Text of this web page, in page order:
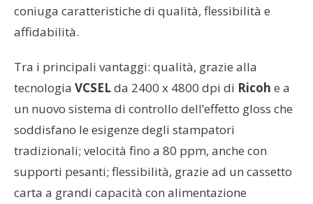
coniuga caratteristiche di qualità, flessibilità e
affidabilità.
Tra i principali vantaggi: qualità, grazie alla
tecnologia VCSELda 2400 x 4800 dpi di Ricoh e a
un nuovo sistema di controllo dell’effetto gloss che
soddisfano le esigenze degli stampatori
tradizionali; velocità fino a 80 ppm, anche con
supporti pesanti; flessibilità, grazie ad un cassetto
carta a grandi capacità con alimentazione